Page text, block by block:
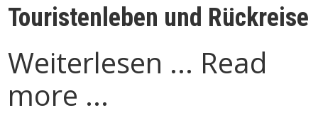
Touristenleben und Rückreise
Weiterlesen ... Read
more ...